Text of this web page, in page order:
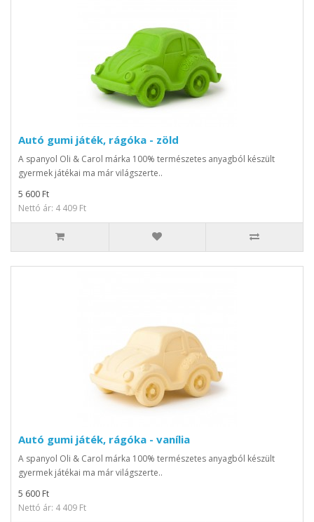
Autó gumi játék, rágóka - zöld
A spanyol Oli & Carol márka 100% természetes anyagból készült
gyermek játékai ma már világszerte..
5 600 Ft
Nettó ár: 4 409 Ft
Autó gumi játék, rágóka - vanília
A spanyol Oli & Carol márka 100% természetes anyagból készült
gyermek játékai ma már világszerte..
5 600 Ft
Nettó ár: 4 409 Ft